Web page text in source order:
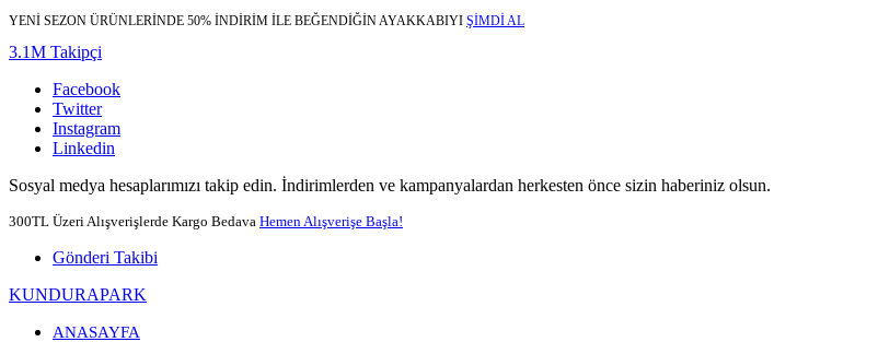
YENİ SEZON ÜRÜNLERİNDE 50% İNDİRİM İLE BEĞENDİĞİN AYAKKABIYI ŞİMDİ AL
3.1M Takipçi
Facebook
Twitter
Instagram
Linkedin
Sosyal medya hesaplarımızı takip edin. İndirimlerden ve kampanyalardan herkesten önce sizin haberiniz olsun.
300TL Üzeri Alışverişlerde Kargo Bedava Hemen Alışverişe Başla!
Gönderi Takibi
KUNDURAPARK
ANASAYFA